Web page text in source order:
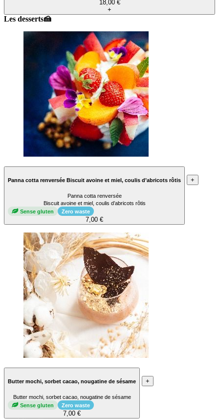
18,00 €
+
Les desserts🍰
Panna cotta renversée Biscuit avoine et miel, coulis d’abricots rôtis
Panna cotta renversée
Biscuit avoine et miel, coulis d’abricots rôtis
Sense gluten
Zero waste
7,00 €
+
Butter mochi, sorbet cacao, nougatine de sésame
Butter mochi, sorbet cacao, nougatine de sésame
Sense gluten
Zero waste
7,00 €
+